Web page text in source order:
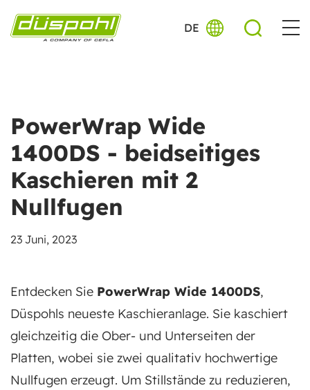
DE
PowerWrap Wide
1400DS - beidseitiges
Kaschieren mit 2
Nullfugen
23 Juni, 2023
Entdecken Sie PowerWrap Wide 1400DS,
Düspohls neueste Kaschieranlage. Sie kaschiert
gleichzeitig die Ober- und Unterseiten der
Platten, wobei sie zwei qualitativ hochwertige
Nullfugen erzeugt. Um Stillstände zu reduzieren,